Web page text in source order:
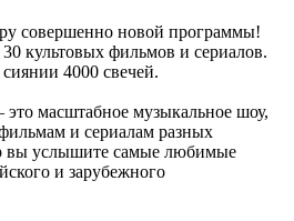
совершенно новой программы!
культовых фильмов и сериалов.
4000 свечей.
масштабное музыкальное шоу,
и сериалам разных
вы услышите самые любимые
и зарубежного